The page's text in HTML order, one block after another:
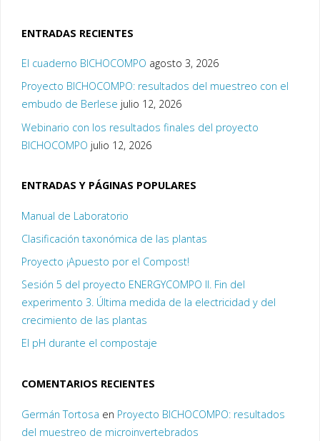
ENTRADAS RECIENTES
El cuaderno BICHOCOMPO agosto 3, 2026
Proyecto BICHOCOMPO: resultados del muestreo con el
embudo de Berlese julio 12, 2026
Webinario con los resultados finales del proyecto
BICHOCOMPO julio 12, 2026
ENTRADAS Y PÁGINAS POPULARES
Manual de Laboratorio
Clasificación taxonómica de las plantas
Proyecto ¡Apuesto por el Compost!
Sesión 5 del proyecto ENERGYCOMPO II. Fin del
experimento 3. Última medida de la electricidad y del
crecimiento de las plantas
El pH durante el compostaje
COMENTARIOS RECIENTES
Germán Tortosa en Proyecto BICHOCOMPO: resultados
del muestreo de microinvertebrados